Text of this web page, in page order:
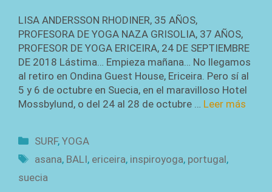
LISA ANDERSSON RHODINER, 35 AÑOS,
PROFESORA DE YOGA NAZA GRISOLIA, 37 AÑOS,
PROFESOR DE YOGA ERICEIRA, 24 DE SEPTIEMBRE
DE 2018 Lástima… Empieza mañana… No llegamos
al retiro en Ondina Guest House, Ericeira. Pero sí al
5 y 6 de octubre en Suecia, en el maravilloso Hotel
Mossbylund, o del 24 al 28 de octubre … Leer más
Categorías
SURF,YOGA
Etiquetas
asana, BALI, ericeira, inspiroyoga, portugal,
suecia